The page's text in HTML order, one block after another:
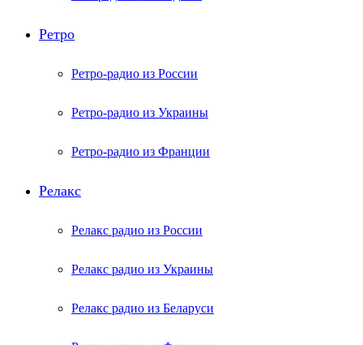
Ретро
Ретро-радио из России
Ретро-радио из Украины
Ретро-радио из Франции
Релакс
Релакс радио из России
Релакс радио из Украины
Релакс радио из Беларуси